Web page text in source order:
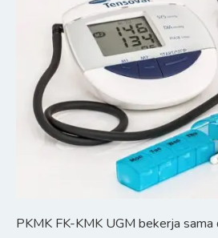
PKMK FK-KMK UGM bekerja